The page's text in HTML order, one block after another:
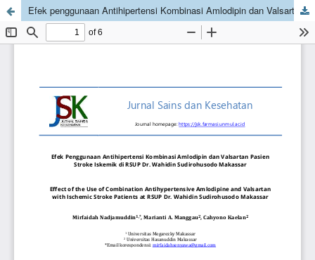
Efek penggunaan Antihipertensi Kombinasi Amlodipin dan Valsartan Pasien Stroke Iskemik di RSUP Dr. Wahidin Sudirohusodo Makassar